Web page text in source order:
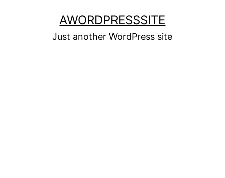
AWORDPRESSSITE
Just another WordPress site